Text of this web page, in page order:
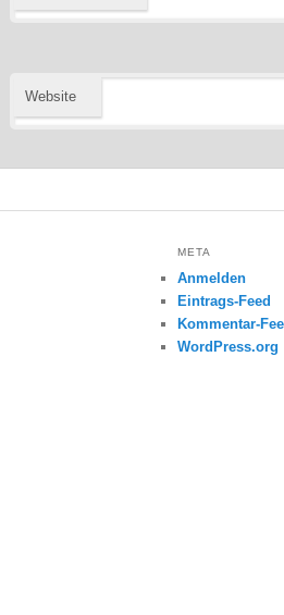
Website
META
Anmelden
Eintrags-Feed
Kommentar-
WordPress.org